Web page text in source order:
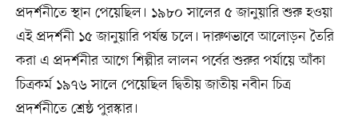
প্রদর্শনীতে স্থান পেয়েছিল। ১৯৮০ সালের ৫ জানুয়ারি শুরু হওয়া
এই প্রদর্শনী ১৫ জানুয়ারি পর্যন্ত চলে। দারুণভাবে আলোড়ন তৈরি
করা এ প্রদর্শনীর আগে শিল্পীর লালন পর্বের শুরুর পর্যায়ে আঁকা
চিত্রকর্ম ১৯৭৬ সালে পেয়েছিল দ্বিতীয় জাতীয় নবীন চিত্র
প্রদর্শনীতে শ্রেষ্ঠ পুরস্কার।